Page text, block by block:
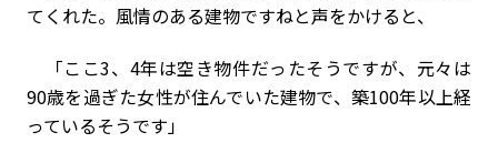
てくれた。風情のある建物ですねと声をかけると、
「ここ3、4年は空き物件だったそうですが、元々は
90歳を過ぎた女性が住んでいた建物で、築100年以上経
っているそうです」